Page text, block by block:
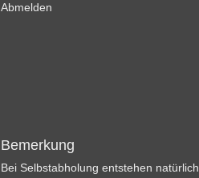
Abmelden
Bemerkung
Bei Selbstabholung entstehen natürlich